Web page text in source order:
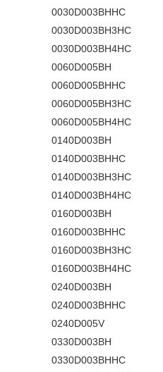
0030D003BHHC
0030D003BH3HC
0030D003BH4HC
0060D005BH
0060D005BHHC
0060D005BH3HC
0060D005BH4HC
0140D003BH
0140D003BHHC
0140D003BH3HC
0140D003BH4HC
0160D003BH
0160D003BHHC
0160D003BH3HC
0160D003BH4HC
0240D003BH
0240D003BHHC
0240D005V
0330D003BH
0330D003BHHC